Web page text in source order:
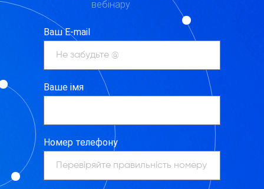
Ваш E-mail
Ваше імя
Номер телефону
вебінару